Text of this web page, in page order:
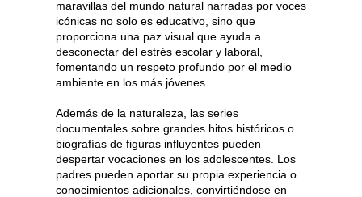
maravillas del mundo natural narradas por voces
icónicas no solo es educativo, sino que
proporciona una paz visual que ayuda a
desconectar del estrés escolar y laboral,
fomentando un respeto profundo por el medio
ambiente en los más jóvenes.
Además de la naturaleza, las series
documentales sobre grandes hitos históricos o
biografías de figuras influyentes pueden
despertar vocaciones en los adolescentes. Los
padres pueden aportar su propia experiencia o
conocimientos adicionales, convirtiéndose en